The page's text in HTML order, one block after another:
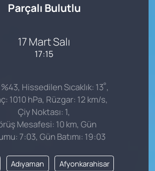
Parçalı Bulutlu
17 Mart Salı
17:15
Hissedilen Sıcaklık: 13°,
1010 hPa, Rüzgar: 12 km/s,
Çiy Noktası: 1,
Mesafesi: 10 km, Gün
7:03, Gün Batımı: 19:03
Adıyaman Afyonkarahisar